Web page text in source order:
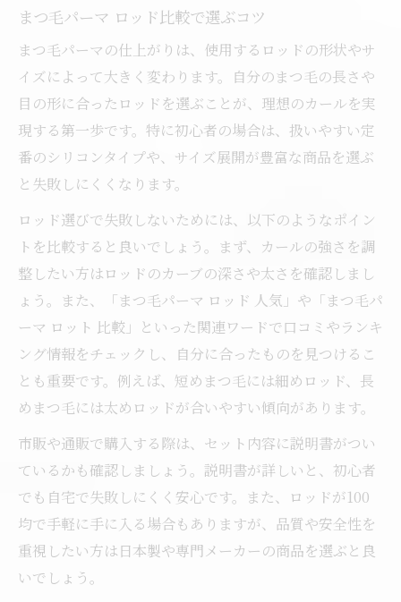
まつ毛パーマ ロッド比較で選ぶコツ
まつ毛パーマの仕上がりは、使用するロッドの形状やサ
イズによって大きく変わります。自分のまつ毛の長さや
目の形に合ったロッドを選ぶことが、理想のカールを実
現する第一歩です。特に初心者の場合は、扱いやすい定
番のシリコンタイプや、サイズ展開が豊富な商品を選ぶ
と失敗しにくくなります。
ロッド選びで失敗しないためには、以下のようなポイン
トを比較すると良いでしょう。まず、カールの強さを調
整したい方はロッドのカーブの深さや太さを確認しまし
ょう。また、「まつ毛パーマ ロッド 人気」や「まつ毛パ
ーマ ロット 比較」といった関連ワードで口コミやランキ
ング情報をチェックし、自分に合ったものを見つけるこ
とも重要です。例えば、短めまつ毛には細めロッド、長
めまつ毛には太めロッドが合いやすい傾向があります。
市販や通販で購入する際は、セット内容に説明書がつい
ているかも確認しましょう。説明書が詳しいと、初心者
でも自宅で失敗しにくく安心です。また、ロッドが100
均で手軽に手に入る場合もありますが、品質や安全性を
重視したい方は日本製や専門メーカーの商品を選ぶと良
いでしょう。